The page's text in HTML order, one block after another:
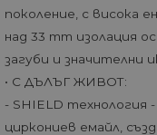
поколение, с висока
над 33 mm изолация
загуби и значителни
• С ДЪЛЪГ ЖИВОТ:
- SHIELD технология
циркониев емайл,